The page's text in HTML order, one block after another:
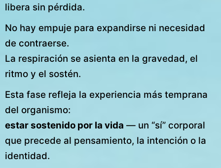
libera sin pérdida.
No hay empuje para expandirse ni necesidad
de contraerse.
La respiración se asienta en la gravedad, el
ritmo y el sostén.
Esta fase refleja la experiencia más temprana
del organismo:
estar sostenido por la vida — un “sí” corporal
que precede al pensamiento, la intención o la
identidad.